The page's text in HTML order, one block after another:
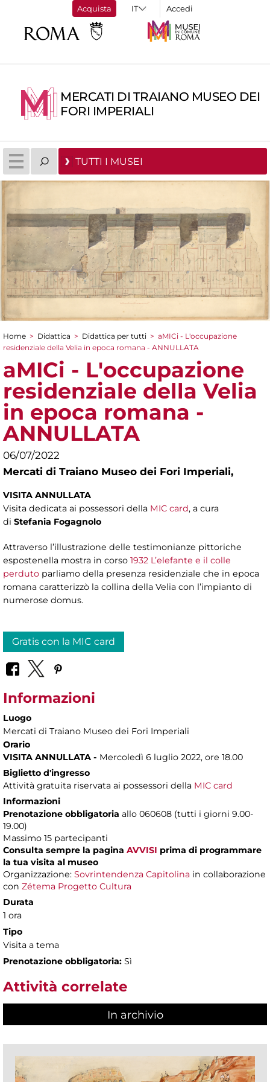
Acquista Accedi
MERCATI DI TRAIANO MUSEO DEI
FORI IMPERIALI
TUTTI I MUSEI
Tu sei qui
Home > Didattica > Didattica per tutti > aMICi - L'occupazione
residenziale della Velia in epoca romana - ANNULLATA
aMICi - L'occupazione
residenziale della Velia
in epoca romana -
ANNULLATA
06/07/2022
Mercati di Traiano Museo dei Fori Imperiali,
VISITA ANNULLATA
Visita dedicata ai possessori della MIC card, a cura
di Stefania Fogagnolo
Attraverso l’illustrazione delle testimonianze pittoriche
espostenella mostra in corso 1932 L’elefante e il colle
perduto parliamo della presenza residenziale che in epoca
romana caratterizzò la collina della Velia con l’impianto di
numerose domus.
Gratis con la MIC card
Informazioni
Luogo
Mercati di Traiano Museo dei Fori Imperiali
Orario
VISITA ANNULLATA - Mercoledì 6 luglio 2022, ore 18.00
Biglietto d'ingresso
Attività gratuita riservata ai possessori della MIC card
Informazioni
Prenotazione obbligatoria allo 060608 (tutti i giorni 9.00-
19.00)
Massimo 15 partecipanti
Consulta sempre la pagina AVVISI prima di programmare
la tua visita al museo
Organizzazione: Sovrintendenza Capitolina in collaborazione
con Zétema Progetto Cultura
Durata
1 ora
Tipo
Visita a tema
Prenotazione obbligatoria: Sì
Attività correlate
In archivio